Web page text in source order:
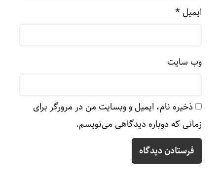
ایمیل *
وب‌ سایت
ذخیره نام، ایمیل و وبسایت من در مرورگر برای
زمانی که دوباره دیدگاهی می‌نویسم.